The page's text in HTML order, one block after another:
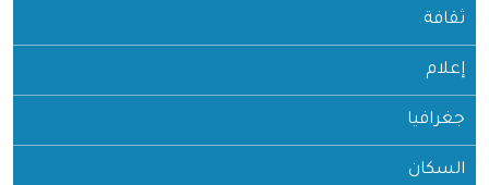
ثقافة
إعلام
جغرافيا
السكان